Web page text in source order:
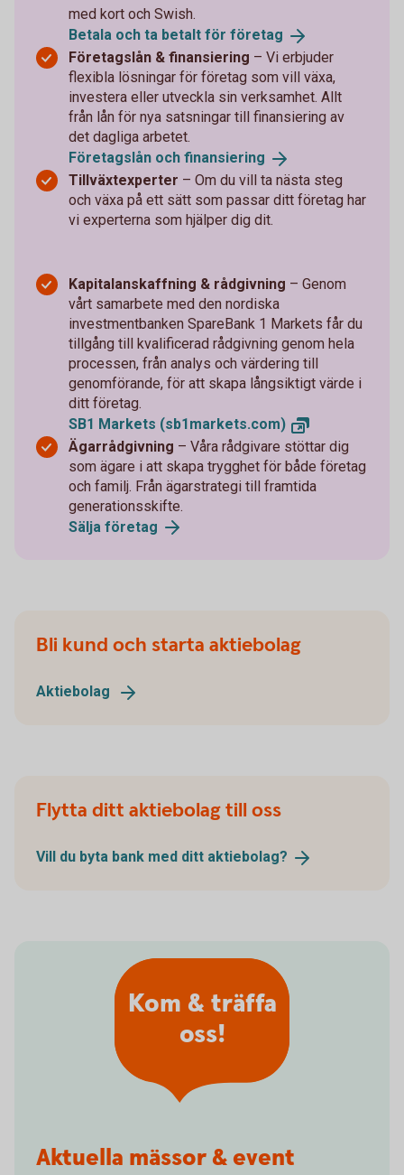
med kort och Swish.
Betala och ta betalt för företag
Företagslån & finansiering – Vi erbjuder
flexibla lösningar för företag som vill växa,
investera eller utveckla sin verksamhet. Allt
från lån för nya satsningar till finansiering av
det dagliga arbetet.
Företagslån och finansiering
Tillväxtexperter – Om du vill ta nästa steg
och växa på ett sätt som passar ditt företag har
vi experterna som hjälper dig dit.
Kapitalanskaffning & rådgivning – Genom
vårt samarbete med den nordiska
investmentbanken SpareBank 1 Markets får du
tillgång till kvalificerad rådgivning genom hela
processen, från analys och värdering till
genomförande, för att skapa långsiktigt värde i
ditt företag.
SB1 Markets (sb1markets.com)
Ägarrådgivning – Våra rådgivare stöttar dig
som ägare i att skapa trygghet för både företag
och familj. Från ägarstrategi till framtida
generationsskifte.
Sälja företag
Bli kund och starta aktiebolag
Aktiebolag
Flytta ditt aktiebolag till oss
Vill du byta bank med ditt aktiebolag?
Aktuella mässor & event
Kom & träffa
oss!